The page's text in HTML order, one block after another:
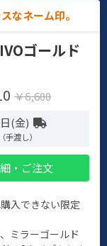
なネーム印。
ゴールド
￥6,600
(金)
渡し）
・ご注文
入できない限定
ミラーゴールド